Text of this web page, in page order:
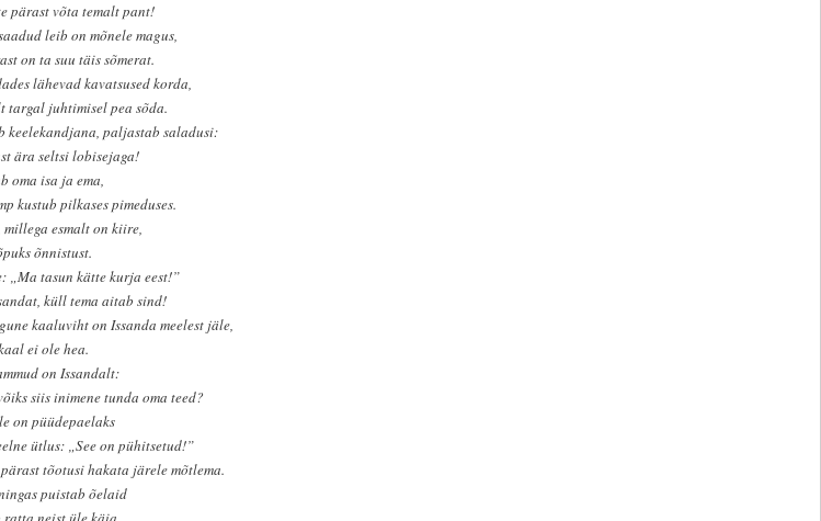
pärast võta temalt pant!
leib on mõnele magus,
on ta suu täis sõmerat.
lähevad kavatsused korda,
targal juhtimisel pea sõda.
keelekandjana, paljastab saladusi:
ära seltsi lobisejaga!
oma isa ja ema,
kustub pilkases pimeduses.
millega esmalt on kiire,
õnnistust.
„Ma tasun kätte kurja eest!”
küll tema aitab sind!
kaaluviht on Issanda meelest jäle,
ei ole hea.
on Issandalt:
siis inimene tunda oma teed?
on püüdepaelaks
ütlus: „See on pühitsetud!”
tõotusi hakata järele mõtlema.
puistab õelaid